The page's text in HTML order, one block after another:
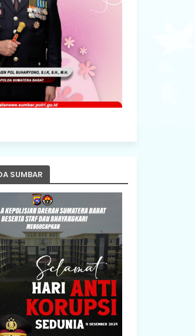
SUMBAR